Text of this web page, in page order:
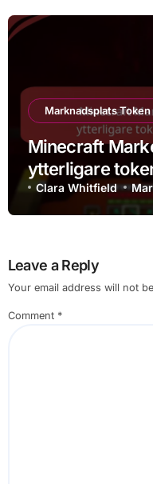
Marknadsplats
Minecraft
ytterligare
Clara Whitfield
Leave a Reply
Your email address will not
Comment *